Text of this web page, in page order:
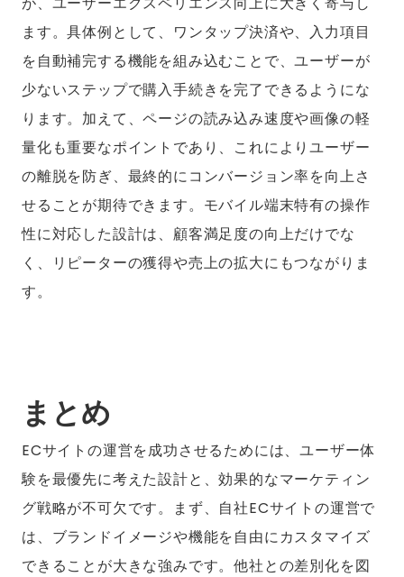
ます。具体例として、ワンタップ決済や、入力項目
を自動補完する機能を組み込むことで、ユーザーが
少ないステップで購入手続きを完了できるようにな
ります。加えて、ページの読み込み速度や画像の軽
量化も重要なポイントであり、これによりユーザー
の離脱を防ぎ、最終的にコンバージョン率を向上さ
せることが期待できます。モバイル端末特有の操作
性に対応した設計は、顧客満足度の向上だけでな
く、リピーターの獲得や売上の拡大にもつながりま
す。
まとめ
ECサイトの運営を成功させるためには、ユーザー体
験を最優先に考えた設計と、効果的なマーケティン
グ戦略が不可欠です。まず、自社ECサイトの運営で
は、ブランドイメージや機能を自由にカスタマイズ
できることが大きな強みです。他社との差別化を図